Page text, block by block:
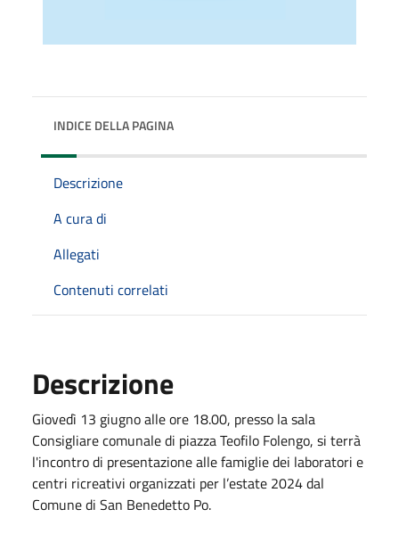
INDICE DELLA PAGINA
Descrizione
A cura di
Allegati
Contenuti correlati
Descrizione
Giovedì 13 giugno alle ore 18.00, presso la sala
Consigliare comunale di piazza Teofilo Folengo, si terrà
l'incontro di presentazione alle famiglie dei laboratori e
centri ricreativi organizzati per l’estate 2024 dal
Comune di San Benedetto Po.